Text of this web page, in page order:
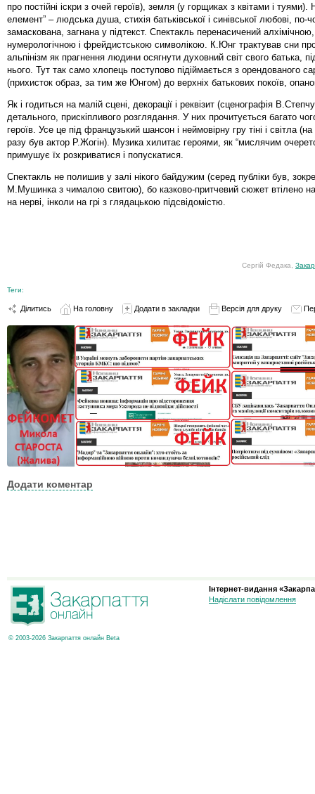
про постійні іскри з очей героїв), земля (у горщиках з квітами і туями).
елемент” – людська душа, стихія батьківської і синівської любові, по-
замаскована, загнана у підтекст. Спектакль перенасичений алхімічною,
нумерологічною і фрейдистською символікою. К.Юнг трактував сни
альпінізм як прагнення людини осягнути духовний світ свого батька,
нього. Тут так само хлопець поступово підіймається з орендованого
(прихисток образ, за тим же Юнгом) до верхніх батькових покоїв,
Як і годиться на малій сцені, декорації і реквізит (сценографія
детального, прискіпливого розглядання. У них прочитується багато
героїв. Усе це під французький шансон і неймовірну гру тіні і світла
разу був актор Р.Жогін). Музика хилитає героями, як “мислячим
примушує їх розкриватися і попускатися.
Спектакль не полишив у залі нікого байдужим (серед публіки був,
М.Мушинка з чималою свитою), бо казково-притчевий сюжет втілено
на нерві, інколи на грі з глядацькою підсвідомістю.
Сергій Федака,
Теги:
Ділитись На головну Додати в закладки Версія для друку
Додати коментар
© 2003-2026 Закарпаття онлайн Beta
Інтернет-видання
Надіслати повідомлення